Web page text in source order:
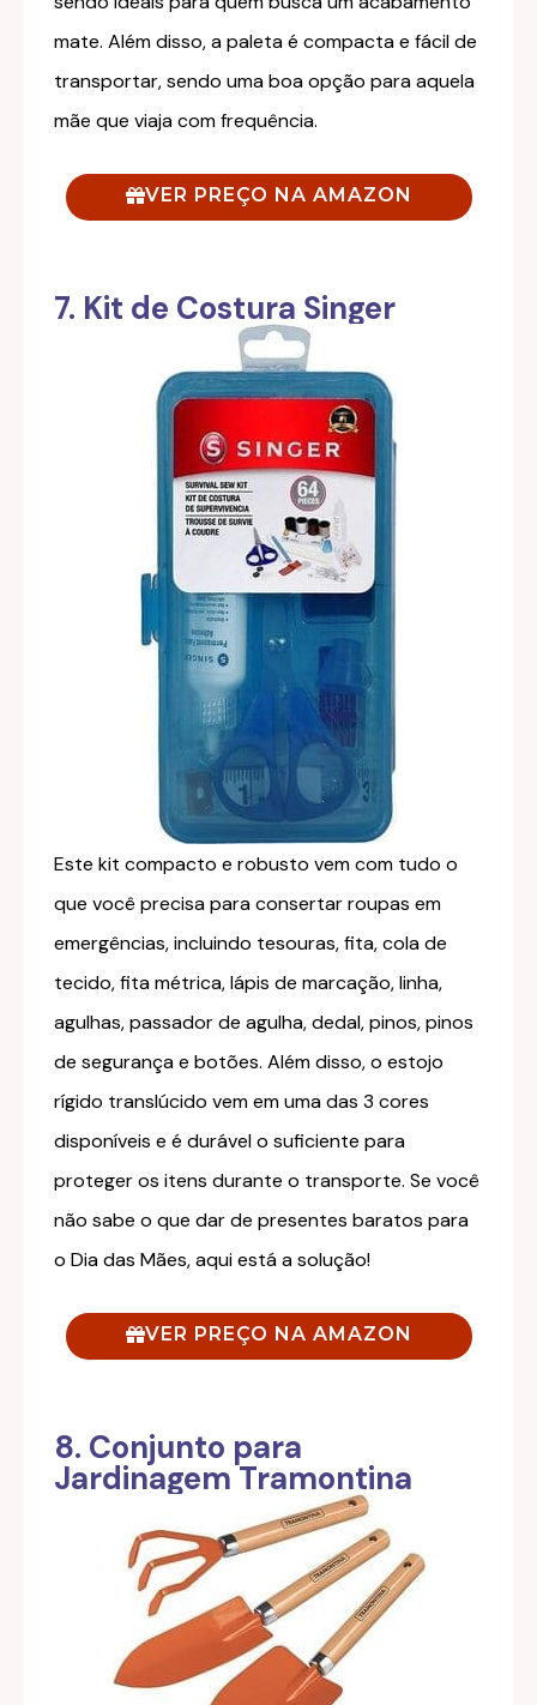
mate. Além disso, a paleta é compacta e fácil de
transportar, sendo uma boa opção para aquela
mãe que viaja com frequência.
VER PREÇO NA AMAZON
7. Kit de Costura Singer
Este kit compacto e robusto vem com tudo o
que você precisa para consertar roupas em
emergências, incluindo tesouras, fita, cola de
tecido, fita métrica, lápis de marcação, linha,
agulhas, passador de agulha, dedal, pinos, pinos
de segurança e botões. Além disso, o estojo
rígido translúcido vem em uma das 3 cores
disponíveis e é durável o suficiente para
proteger os itens durante o transporte. Se você
não sabe o que dar de presentes baratos para
o Dia das Mães, aqui está a solução!
VER PREÇO NA AMAZON
8. Conjunto para
Jardinagem Tramontina